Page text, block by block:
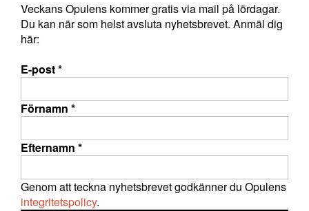
Veckans Opulens kommer gratis via mail på lördagar.
Du kan när som helst avsluta nyhetsbrevet. Anmäl dig
här:
E-post*
Förnamn *
Efternamn *
Genom att teckna nyhetsbrevet godkänner du Opulens
integritetspolicy.